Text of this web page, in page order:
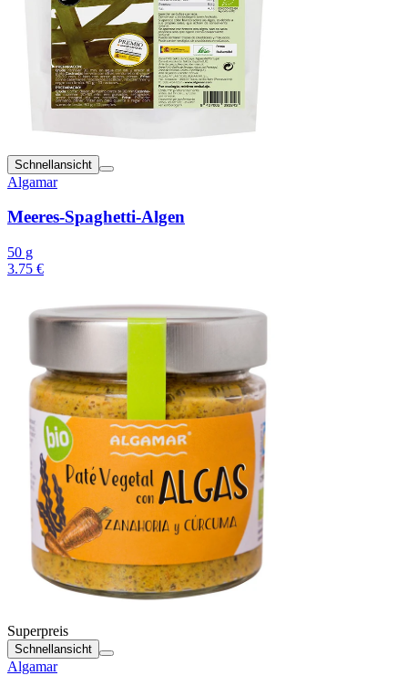
Schnellansicht
Algamar
Meeres-Spaghetti-Algen
50 g
3.75 €
Superpreis
Schnellansicht
Algamar